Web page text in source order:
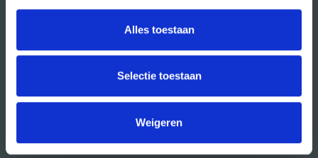
Alles toestaan
Selectie toestaan
Weigeren
contact